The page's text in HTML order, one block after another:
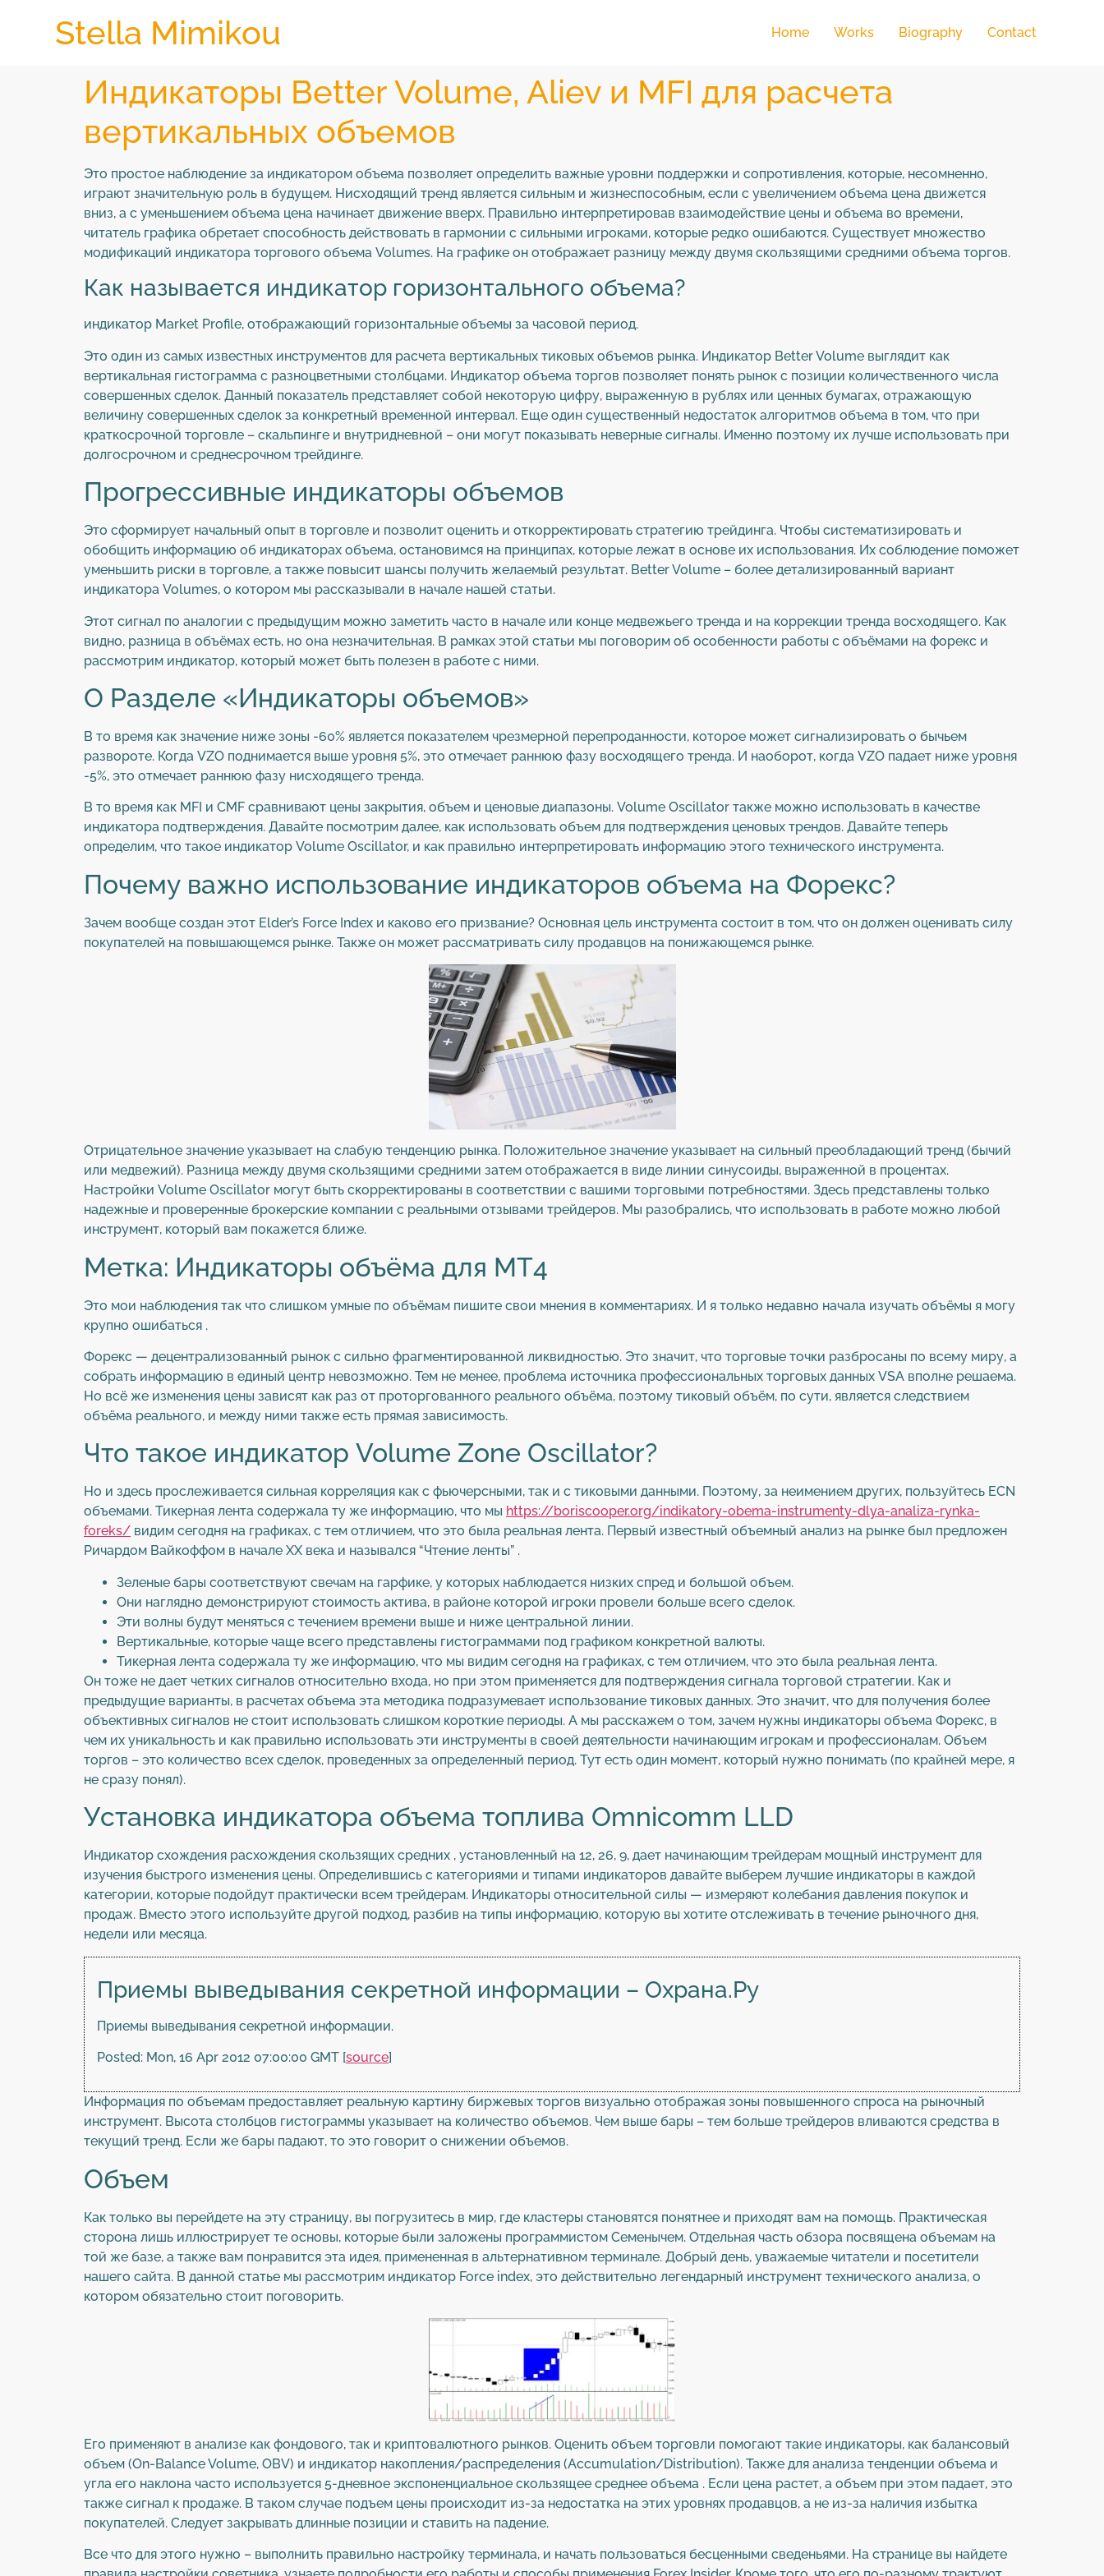
Stella Mimikou Home Works Biography Contact
Индикаторы Better Volume, Aliev и MFI для расчета
вертикальных объемов
Это простое наблюдение за индикатором объема позволяет определить важные уровни поддержки и сопротивления, которые, несомненно,
играют значительную роль в будущем. Нисходящий тренд является сильным и жизнеспособным, если с увеличением объема цена движется
вниз, а с уменьшением объема цена начинает движение вверх. Правильно интерпретировав взаимодействие цены и объема во времени,
читатель графика обретает способность действовать в гармонии с сильными игроками, которые редко ошибаются. Существует множество
модификаций индикатора торгового объема Volumes. На графике он отображает разницу между двумя скользящими средними объема торгов.
Как называется индикатор горизонтального объема?
индикатор Market Profile, отображающий горизонтальные объемы за часовой период.
Это один из самых известных инструментов для расчета вертикальных тиковых объемов рынка. Индикатор Better Volume выглядит как
вертикальная гистограмма с разноцветными столбцами. Индикатор объема торгов позволяет понять рынок с позиции количественного числа
совершенных сделок. Данный показатель представляет собой некоторую цифру, выраженную в рублях или ценных бумагах, отражающую
величину совершенных сделок за конкретный временной интервал. Еще один существенный недостаток алгоритмов объема в том, что при
краткосрочной торговле – скальпинге и внутридневной – они могут показывать неверные сигналы. Именно поэтому их лучше использовать при
долгосрочном и среднесрочном трейдинге.
Прогрессивные индикаторы объемов
Это сформирует начальный опыт в торговле и позволит оценить и откорректировать стратегию трейдинга. Чтобы систематизировать и
обобщить информацию об индикаторах объема, остановимся на принципах, которые лежат в основе их использования. Их соблюдение поможет
уменьшить риски в торговле, а также повысит шансы получить желаемый результат. Better Volume – более детализированный вариант
индикатора Volumes, о котором мы рассказывали в начале нашей статьи.
Этот сигнал по аналогии с предыдущим можно заметить часто в начале или конце медвежьего тренда и на коррекции тренда восходящего. Как
видно, разница в объёмах есть, но она незначительная. В рамках этой статьи мы поговорим об особенности работы с объёмами на форекс и
рассмотрим индикатор, который может быть полезен в работе с ними.
О Разделе «Индикаторы объемов»
В то время как значение ниже зоны -60% является показателем чрезмерной перепроданности, которое может сигнализировать о бычьем
развороте. Когда VZO поднимается выше уровня 5%, это отмечает раннюю фазу восходящего тренда. И наоборот, когда VZO падает ниже уровня
-5%, это отмечает раннюю фазу нисходящего тренда.
В то время как MFI и CMF сравнивают цены закрытия, объем и ценовые диапазоны. Volume Oscillator также можно использовать в качестве
индикатора подтверждения. Давайте посмотрим далее, как использовать объем для подтверждения ценовых трендов. Давайте теперь
определим, что такое индикатор Volume Oscillator, и как правильно интерпретировать информацию этого технического инструмента.
Почему важно использование индикаторов объема на Форекс?
Зачем вообще создан этот Elder’s Force Index и каково его призвание? Основная цель инструмента состоит в том, что он должен оценивать силу
покупателей на повышающемся рынке. Также он может рассматривать силу продавцов на понижающемся рынке.
Отрицательное значение указывает на слабую тенденцию рынка. Положительное значение указывает на сильный преобладающий тренд (бычий
или медвежий). Разница между двумя скользящими средними затем отображается в виде линии синусоиды, выраженной в процентах.
Настройки Volume Oscillator могут быть скорректированы в соответствии с вашими торговыми потребностями. Здесь представлены только
надежные и проверенные брокерские компании с реальными отзывами трейдеров. Мы разобрались, что использовать в работе можно любой
инструмент, который вам покажется ближе.
Метка: Индикаторы объёма для МТ4
Это мои наблюдения так что слишком умные по объёмам пишите свои мнения в комментариях. И я только недавно начала изучать объёмы я могу
крупно ошибаться .
Форекс — децентрализованный рынок с сильно фрагментированной ликвидностью. Это значит, что торговые точки разбросаны по всему миру, а
собрать информацию в единый центр невозможно. Тем не менее, проблема источника профессиональных торговых данных VSA вполне решаема.
Но всё же изменения цены зависят как раз от проторгованного реального объёма, поэтому тиковый объём, по сути, является следствием
объёма реального, и между ними также есть прямая зависимость.
Что такое индикатор Volume Zone Oscillator?
Но и здесь прослеживается сильная корреляция как с фьючерсными, так и с тиковыми данными. Поэтому, за неимением других, пользуйтесь ECN
объемами. Тикерная лента содержала ту же информацию, что мы https://boriscooper.org/indikatory-obema-instrumenty-dlya-analiza-rynka-
foreks/ видим сегодня на графиках, с тем отличием, что это была реальная лента. Первый известный объемный анализ на рынке был предложен
Ричардом Вайкоффом в начале ХХ века и назывался “Чтение ленты” .
Зеленые бары соответствуют свечам на гарфике, у которых наблюдается низких спред и большой объем.
Они наглядно демонстрируют стоимость актива, в районе которой игроки провели больше всего сделок.
Эти волны будут меняться с течением времени выше и ниже центральной линии.
Вертикальные, которые чаще всего представлены гистограммами под графиком конкретной валюты.
Тикерная лента содержала ту же информацию, что мы видим сегодня на графиках, с тем отличием, что это была реальная лента.
Он тоже не дает четких сигналов относительно входа, но при этом применяется для подтверждения сигнала торговой стратегии. Как и
предыдущие варианты, в расчетах объема эта методика подразумевает использование тиковых данных. Это значит, что для получения более
объективных сигналов не стоит использовать слишком короткие периоды. А мы расскажем о том, зачем нужны индикаторы объема Форекс, в
чем их уникальность и как правильно использовать эти инструменты в своей деятельности начинающим игрокам и профессионалам. Объем
торгов – это количество всех сделок, проведенных за определенный период. Тут есть один момент, который нужно понимать (по крайней мере, я
не сразу понял).
Установка индикатора объема топлива Omnicomm LLD
Индикатор схождения расхождения скользящих средних , установленный на 12, 26, 9, дает начинающим трейдерам мощный инструмент для
изучения быстрого изменения цены. Определившись с категориями и типами индикаторов давайте выберем лучшие индикаторы в каждой
категории, которые подойдут практически всем трейдерам. Индикаторы относительной силы — измеряют колебания давления покупок и
продаж. Вместо этого используйте другой подход, разбив на типы информацию, которую вы хотите отслеживать в течение рыночного дня,
недели или месяца.
Приемы выведывания секретной информации – Охрана.Ру
Приемы выведывания секретной информации.
Posted: Mon, 16 Apr 2012 07:00:00 GMT [source]
Информация по объемам предоставляет реальную картину биржевых торгов визуально отображая зоны повышенного спроса на рыночный
инструмент. Высота столбцов гистограммы указывает на количество объемов. Чем выше бары – тем больше трейдеров вливаются средства в
текущий тренд. Если же бары падают, то это говорит о снижении объемов.
Объем
Как только вы перейдете на эту страницу, вы погрузитесь в мир, где кластеры становятся понятнее и приходят вам на помощь. Практическая
сторона лишь иллюстрирует те основы, которые были заложены программистом Семенычем. Отдельная часть обзора посвящена объемам на
той же базе, а также вам понравится эта идея, примененная в альтернативном терминале. Добрый день, уважаемые читатели и посетители
нашего сайта. В данной статье мы рассмотрим индикатор Force index, это действительно легендарный инструмент технического анализа, о
котором обязательно стоит поговорить.
Его применяют в анализе как фондового, так и криптовалютного рынков. Оценить объем торговли помогают такие индикаторы, как балансовый
объем (On-Balance Volume, OBV) и индикатор накопления/распределения (Accumulation/Distribution). Также для анализа тенденции объема и
угла его наклона часто используется 5-дневное экспоненциальное скользящее среднее объема . Если цена растет, а объем при этом падает, это
также сигнал к продаже. В таком случае подъем цены происходит из-за недостатка на этих уровнях продавцов, а не из-за наличия избытка
покупателей. Следует закрывать длинные позиции и ставить на падение.
Все что для этого нужно – выполнить правильно настройку терминала, и начать пользоваться бесценными сведеньями. На странице вы найдете